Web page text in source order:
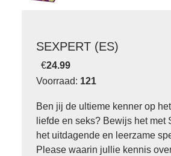
SEXPERT (ES)
€24.99
Voorraad: 121
Ben jij de ultieme kenner op
liefde en seks? Bewijs het met
het uitdagende en leerzame
Please waarin jullie kennis